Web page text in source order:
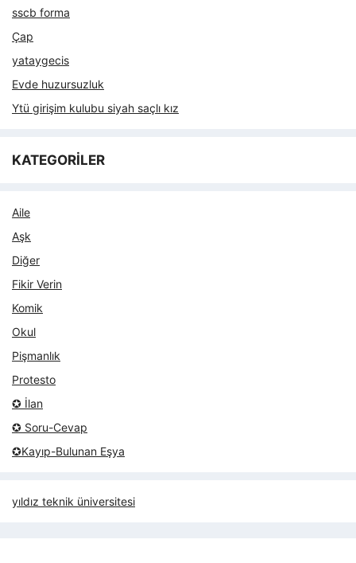
sscb forma
Çap
yataygecis
Evde huzursuzluk
Ytü girişim kulubu siyah saçlı kız
KATEGORİLER
Aile
Aşk
Diğer
Fikir Verin
Komik
Okul
Pişmanlık
Protesto
✪ İlan
✪ Soru-Cevap
✪Kayıp-Bulunan Eşya
yıldız teknik üniversitesi